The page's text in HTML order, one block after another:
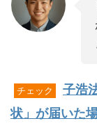
チェック
子浩
状」が届いた